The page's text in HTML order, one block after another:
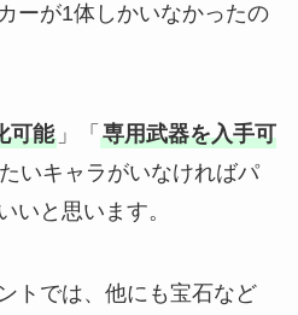
ーが1体しかいなかったの
可能」「 専用武器を入手可
いキャラがいなければパ
いと思います。
トでは、他にも宝石など